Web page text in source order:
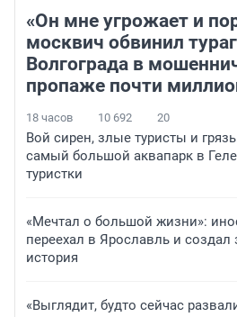
«Он мне угрожает и
москвич обвинил
Волгограда в
пропаже почти
18 часов 10 692 20
Вой сирен, злые туристы и
самый большой аквапарк в
туристки
«Мечтал о большой жизни»:
переехал в Ярославль и
история
«Выглядит, будто сейчас